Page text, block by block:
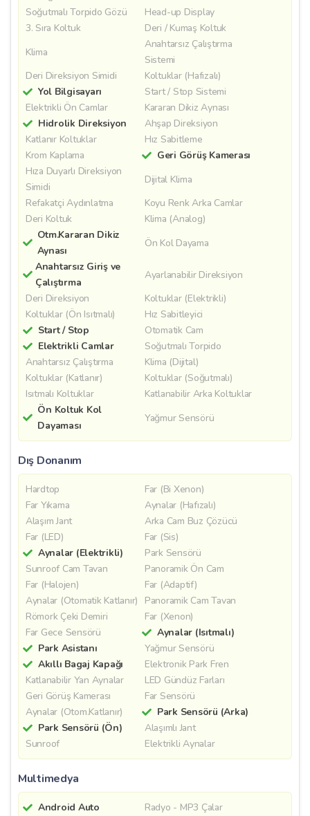
Soğutmalı Torpido Gözü
Head-up Display
3. Sıra Koltuk
Deri / Kumaş Koltuk
Klima
Anahtarsız Çalıştırma
Sistemi
Deri Direksiyon Simidi
Koltuklar (Hafızalı)
Yol Bilgisayarı
Start / Stop Sistemi
Elektrikli Ön Camlar
Kararan Dikiz Aynası
Hidrolik Direksiyon
Ahşap Direksiyon
Katlanır Koltuklar
Hız Sabitleme
Krom Kaplama
Geri Görüş Kamerası
Hıza Duyarlı Direksiyon
Simidi
Dijital Klima
Refakatçi Aydınlatma
Koyu Renk Arka Camlar
Deri Koltuk
Klima (Analog)
Otm.Kararan Dikiz
Aynası
Ön Kol Dayama
Anahtarsız Giriş ve
Çalıştırma
Ayarlanabilir Direksiyon
Deri Direksiyon
Koltuklar (Elektrikli)
Koltuklar (Ön Isıtmalı)
Hız Sabitleyici
Start / Stop
Otomatik Cam
Elektrikli Camlar
Soğutmalı Torpido
Anahtarsız Çalıştırma
Klima (Dijital)
Koltuklar (Katlanır)
Koltuklar (Soğutmalı)
Isıtmalı Koltuklar
Katlanabilir Arka Koltuklar
Ön Koltuk Kol
Dayaması
Yağmur Sensörü
Dış Donanım
Hardtop
Far (Bi Xenon)
Far Yıkama
Aynalar (Hafızalı)
Alaşım Jant
Arka Cam Buz Çözücü
Far (LED)
Far (Sis)
Aynalar (Elektrikli)
Park Sensörü
Sunroof Cam Tavan
Panoramik Ön Cam
Far (Halojen)
Far (Adaptif)
Aynalar (Otomatik Katlanır)
Panoramik Cam Tavan
Römork Çeki Demiri
Far (Xenon)
Far Gece Sensörü
Aynalar (Isıtmalı)
Park Asistanı
Yağmur Sensörü
Akıllı Bagaj Kapağı
Elektronik Park Fren
Katlanabilir Yan Aynalar
LED Gündüz Farları
Geri Görüş Kamerası
Far Sensörü
Aynalar (Otom.Katlanır)
Park Sensörü (Arka)
Park Sensörü (Ön)
Alaşımlı Jant
Sunroof
Elektrikli Aynalar
Multimedya
Android Auto
Radyo - MP3 Çalar